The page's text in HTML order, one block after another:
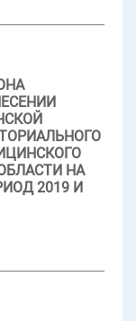
НА
2019 И